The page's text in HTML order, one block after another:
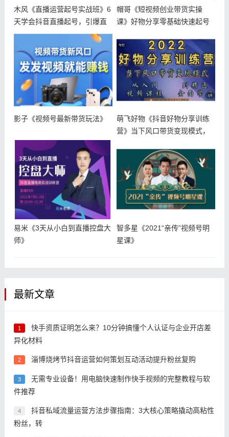
木风《直播运营起号实战班》6
天学会抖音直播起号，引爆直
播间
帽哥《短视频创业带货实操
课》好物分享零基础快速起号
影子《视频号最新带货玩法》
萌飞好物《抖音好物分享训练
营》当下风口带货变现模式，
易米《3天从小白到直播控盘大
师》
智多星《2021“亲传”视频号明
星课》
最新文章
1
快手资质证明怎么来？10分钟搞懂个人认证与企业开店差
异化材料
2 淄博烧烤节抖音运营如何策划互动活动提升粉丝复购
3
无需专业设备！用电脑快速制作快手视频的完整教程与软
件推荐
4
抖音私域流量运营方法步骤指南：3大核心策略撬动高粘性
粉丝，转